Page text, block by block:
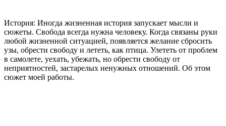
История: Иногда жизненная история запускает мысли и
сюжеты. Свобода всегда нужна человеку. Когда связаны руки
любой жизненной ситуацией, появляется желание сбросить
узы, обрести свободу и лететь, как птица. Улететь от проблем
в самолете, уехать, убежать, но обрести свободу от
неприятностей, застарелых ненужных отношений. Об этом
сюжет моей работы.